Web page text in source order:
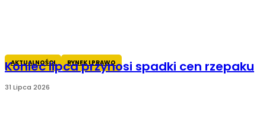
AKTUALNOŚCI RYNEK I PRAWO
Koniec lipca przynosi spadki cen rzepaku
31 Lipca 2026